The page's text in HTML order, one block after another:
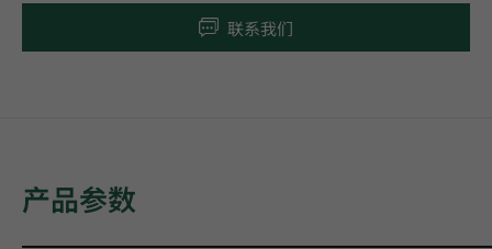
联系我们
产品参数